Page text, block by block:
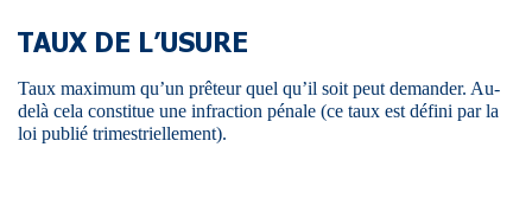
TAUX DE L’USURE
Taux maximum qu’un prêteur quel qu’il soit peut demander. Au-
delà cela constitue une infraction pénale (ce taux est défini par la
loi publié trimestriellement).